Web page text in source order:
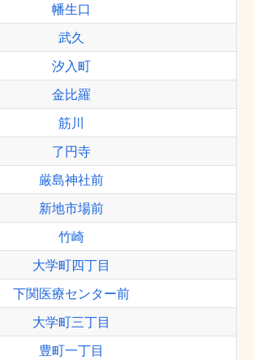
幡生口
武久
汐入町
金比羅
筋川
了円寺
厳島神社前
新地市場前
竹崎
大学町四丁目
下関医療センター前
大学町三丁目
豊町一丁目